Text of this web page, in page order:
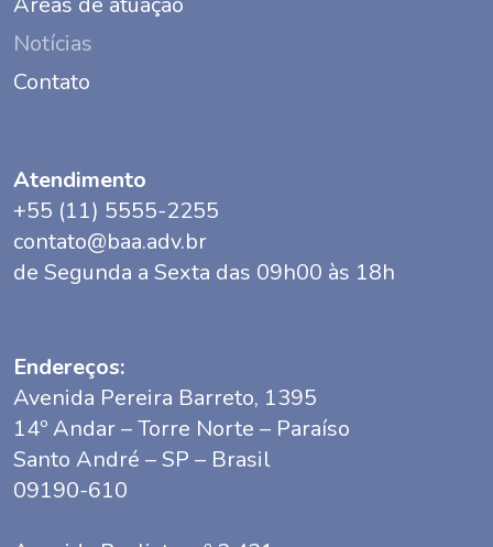
Notícias
Contato
Atendimento
+55 (11) 5555-2255
contato@baa.adv.br
de Segunda a Sexta das 09h00 às 18h
Endereços:
Avenida Pereira Barreto, 1395
14º Andar – Torre Norte – Paraíso
Santo André – SP – Brasil
09190-610